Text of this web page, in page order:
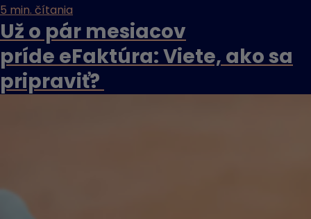
5 min. čítania
Už o pár mesiacov
príde eFaktúra: Viete, ako sa
pripraviť?